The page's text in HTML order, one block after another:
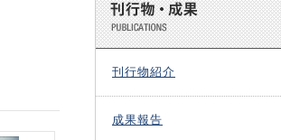
刊行物紹介
成果報告